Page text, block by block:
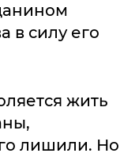
в силу его
жить
лишили. Но